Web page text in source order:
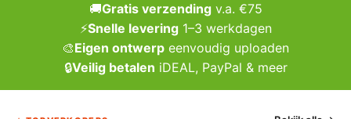
🚚Gratis verzendingv.a. €75
⚡Snelle levering1–3 werkdagen
🎨Eigen ontwerp eenvoudig uploaden
🔒Veilig betalen iDEAL, PayPal & meer